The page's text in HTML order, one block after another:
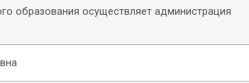
образования осуществляет администрация